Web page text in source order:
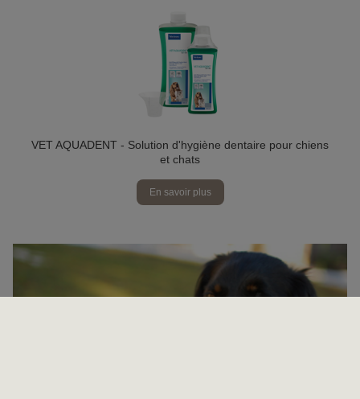
VET AQUADENT - Solution d'hygiène dentaire pour chiens
et chats
En savoir plus